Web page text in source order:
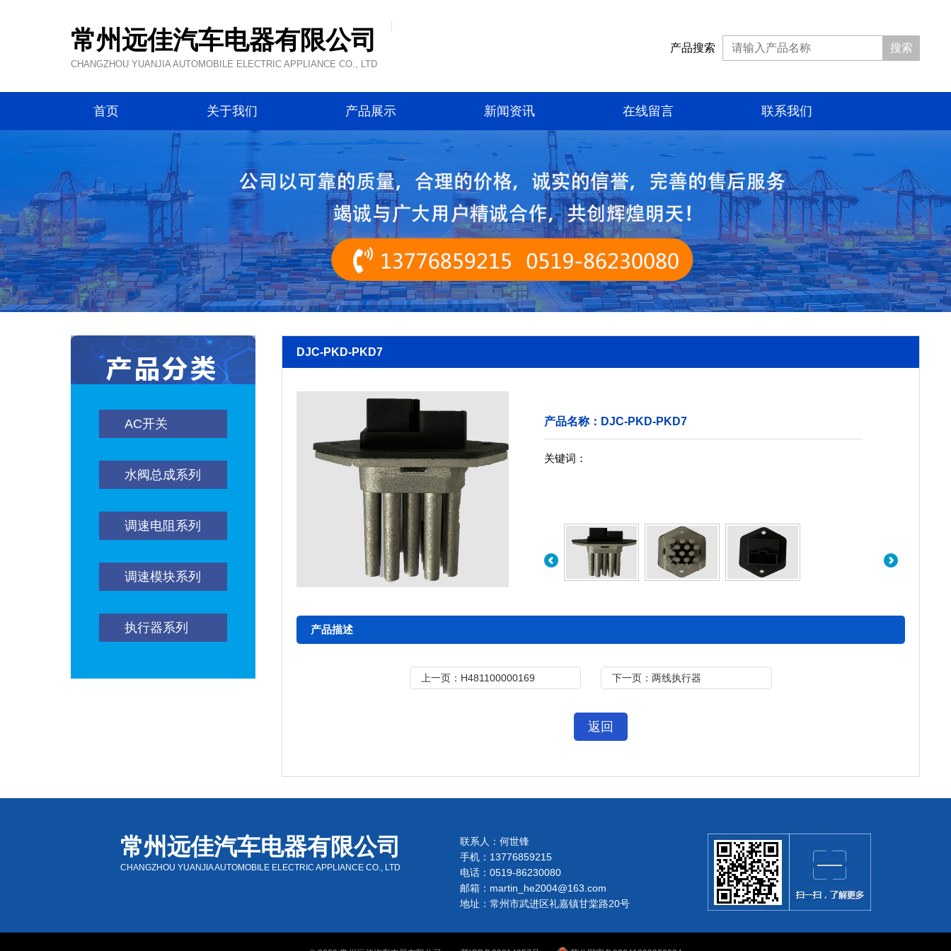
常州远佳汽车电器有限公司
CHANGZHOU YUANJIA AUTOMOBILE ELECTRIC APPLIANCE CO., LTD
产品搜索 搜索
首页 关于我们 产品展示 新闻资讯 在线留言 联系我们
AC开关
水阀总成系列
调速电阻系列
调速模块系列
执行器系列
DJC-PKD-PKD7
产品名称：DJC-PKD-PKD7
关键词：
产品描述
上一页：H481100000169 下一页：两线执行器
返回
常州远佳汽车电器有限公司
CHANGZHOU YUANJIA AUTOMOBILE ELECTRIC APPLIANCE CO., LTD
联系人：何世锋
手机：13776859215
电话：0519-86230080
邮箱：martin_he2004@163.com
地址：常州市武进区礼嘉镇甘棠路20号